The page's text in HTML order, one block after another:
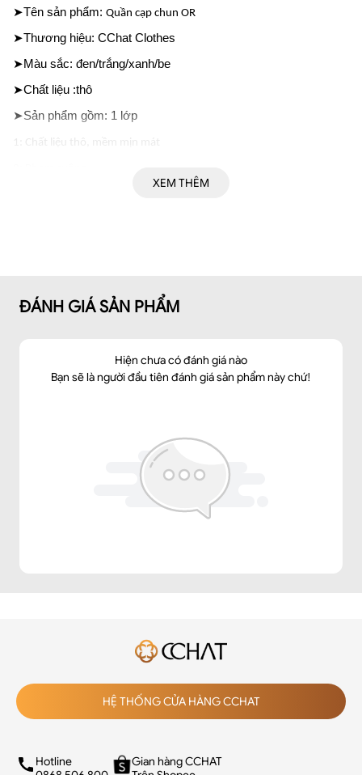
➤Tên sản phẩm: Quần cạp chun OR
➤Thương hiệu: CChat Clothes
➤Màu sắc: đen/trắng/xanh/be
➤Chất liệu :thô
➤Sản phẩm gồm: 1 lớp
XEM THÊM
ĐÁNH GIÁ SẢN PHẨM
Hiện chưa có đánh giá nào
Bạn sẽ là người đầu tiên đánh giá sản phẩm này chứ!
HỆ THỐNG CỬA HÀNG CCHAT
Hotline
Gian hàng CCHAT